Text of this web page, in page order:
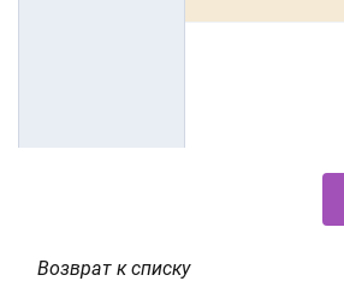
Возврат к списку